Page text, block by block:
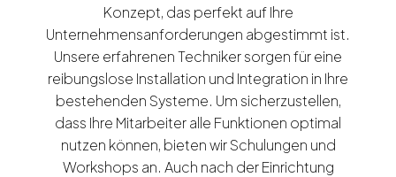
Konzept, das perfekt auf Ihre
Unternehmensanforderungen abgestimmt ist.
Unsere erfahrenen Techniker sorgen für eine
reibungslose Installation und Integration in Ihre
bestehenden Systeme. Um sicherzustellen,
dass Ihre Mitarbeiter alle Funktionen optimal
nutzen können, bieten wir Schulungen und
Workshops an. Auch nach der Einrichtung